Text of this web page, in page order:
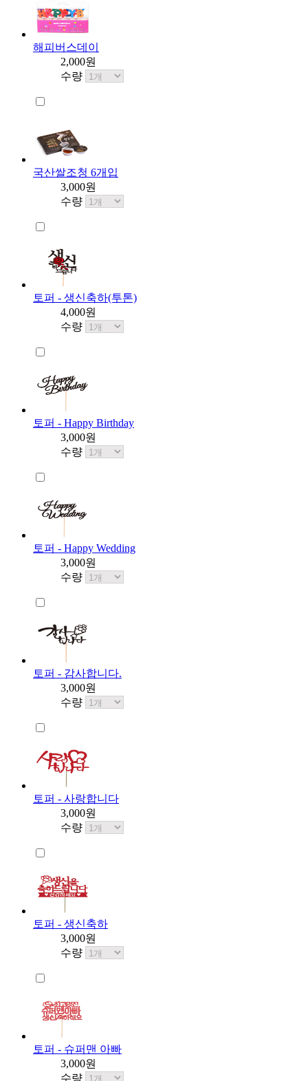
해피버스데이
2,000원
수량
국산쌀조청 6개입
3,000원
수량
토퍼 - 생신축하(투톤)
4,000원
수량
토퍼 - Happy Birthday
3,000원
수량
토퍼 - Happy Wedding
3,000원
수량
토퍼 - 감사합니다.
3,000원
수량
토퍼 - 사랑합니다
3,000원
수량
토퍼 - 생신축하
3,000원
수량
토퍼 - 슈퍼맨 아빠
3,000원
수량